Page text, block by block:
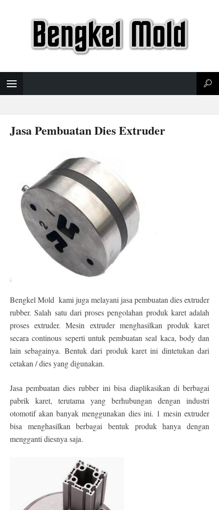
Jasa Pembuatan Dies Extruder
Bengkel Mold kami juga melayani jasa pembuatan dies extruder
rubber. Salah satu dari proses pengolahan produk karet adalah
proses extruder. Mesin extruder menghasilkan produk karet
secara continous seperti untuk pembuatan seal kaca, body dan
lain sebagainya. Bentuk dari produk karet ini dintetukan dari
cetakan / dies yang digunakan.
Jasa pembuatan dies rubber ini bisa diaplikasikan di berbagai
pabrik karet, terutama yang berhubungan dengan industri
otomotif akan banyak menggunakan dies ini. 1 mesin extruder
bisa menghasilkan berbagai bentuk produk hanya dengan
mengganti diesnya saja.